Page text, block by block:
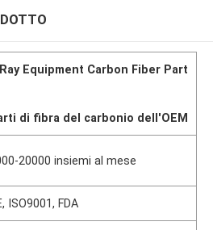
Equipment Carbon Fiber Part
di fibra del carbonio dell'OEM
20000 insiemi al mese
ISO9001, FDA